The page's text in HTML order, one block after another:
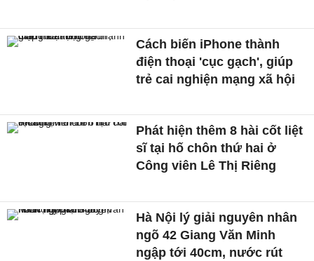
Cách biến iPhone thành
điện thoại 'cục gạch', giúp
trẻ cai nghiện mạng xã hội
Phát hiện thêm 8 hài cốt liệt
sĩ tại hố chôn thứ hai ở
Công viên Lê Thị Riêng
Hà Nội lý giải nguyên nhân
ngõ 42 Giang Văn Minh
ngập tới 40cm, nước rút